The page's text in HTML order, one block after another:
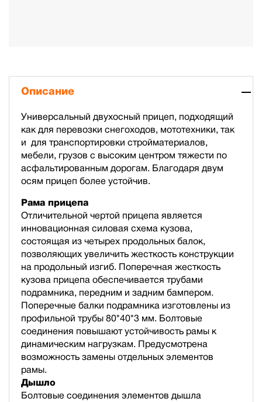
Описание
Универсальный двухосный прицеп, подходящий
как для перевозки снегоходов, мототехники, так
и для транспортировки стройматериалов,
мебели, грузов с высоким центром тяжести по
асфальтированным дорогам. Благодаря двум
осям прицеп более устойчив.
Рама прицепа
Отличительной чертой прицепа является
инновационная силовая схема кузова,
состоящая из четырех продольных балок,
позволяющих увеличить жесткость конструкции
на продольный изгиб. Поперечная жесткость
кузова прицепа обеспечивается трубами
подрамника, передним и задним бампером.
Поперечные балки подрамника изготовлены из
профильной трубы 80*40*3 мм. Болтовые
соединения повышают устойчивость рамы к
динамическим нагрузкам. Предусмотрена
возможность замены отдельных элементов
рамы.
Дышло
Болтовые соединения элементов дышла